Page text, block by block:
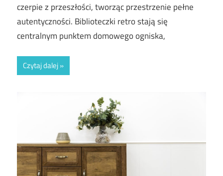
czerpie z przeszłości, tworząc przestrzenie pełne
autentyczności. Biblioteczki retro stają się
centralnym punktem domowego ogniska,
Czytaj dalej